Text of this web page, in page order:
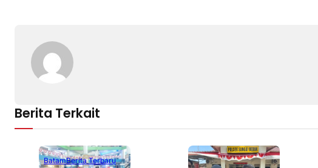
Berita Terkait
BatamBerita Terbaru